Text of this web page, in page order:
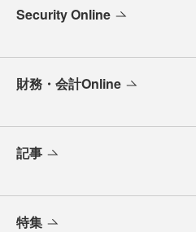
Security Online
財務・会計Online
記事
特集